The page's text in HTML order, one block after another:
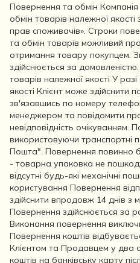
Повернення та обмін
обмін товарів належної
прав споживачів». Строки
та обмін товарів можливий
отримання товару покупцем.
здійснюється за
товарів належної якості У
якості Клієнт може здійснити
зв'язавшись по номеру
менеджером та повідомити
невідповідність очікуванням.
використовуючи транспортні
Пошта". Повернення повинно
- товарна упаковка не
відсутні будь-які механічні
користування Повернення
здійснити впродовж 14 днів з
Повернення здійснюється за
Виконання повернення
Повернення коштів
Клієнтом та Продавцем у два
коштів на банківську карту